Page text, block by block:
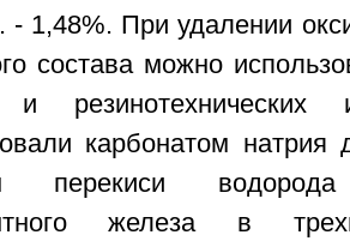
- 1,48%. При удалении
состава можно
и резинотехнических
карбонатом
перекиси
железа в